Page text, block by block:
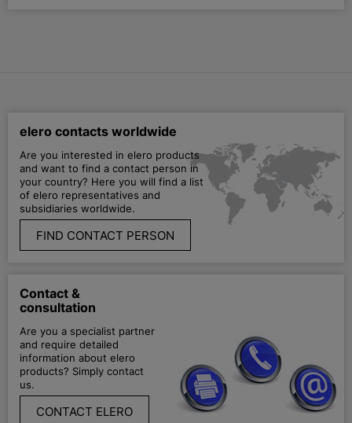
elero contacts worldwide
Are you interested in elero products
and want to find a contact person in
your country? Here you will find a list
of elero representatives and
subsidiaries worldwide.
FIND CONTACT PERSON
Contact &
consultation
Are you a specialist partner
and require detailed
information about elero
products? Simply contact
us.
CONTACT ELERO